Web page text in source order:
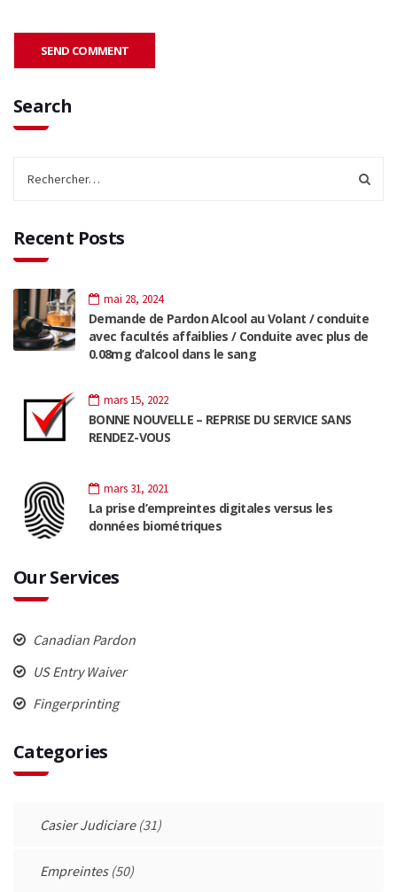
Search
Recent Posts
mai 28, 2024
Demande de Pardon Alcool au Volant / conduite
avec facultés affaiblies / Conduite avec plus de
0.08mg d’alcool dans le sang
mars 15, 2022
BONNE NOUVELLE – REPRISE DU SERVICE SANS
RENDEZ-VOUS
mars 31, 2021
La prise d’empreintes digitales versus les
données biométriques
Our Services
Canadian Pardon
US Entry Waiver
Fingerprinting
Categories
Casier Judiciare(31)
Empreintes(50)